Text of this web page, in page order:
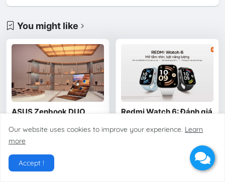
You might like
ASUS Zenbook DUO
Giá, Cấu Hình & Ưu Đãi
"Hot" Tại Việt Nam!
Redmi Watch 6: Đánh giá
cấp ngay smartwatch
Our website uses cookies to improve your experience. Learn
more
Accept !